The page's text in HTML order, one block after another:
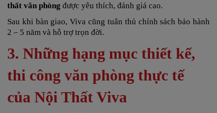
thất văn phòng được yêu thích, đánh giá cao.
Sau khi bàn giao, Viva cũng tuân thủ chính sách bảo hành
2 – 5 năm và hỗ trợ trọn đời.
3. Những hạng mục thiết kế,
thi công văn phòng thực tế
của Nội Thất Viva